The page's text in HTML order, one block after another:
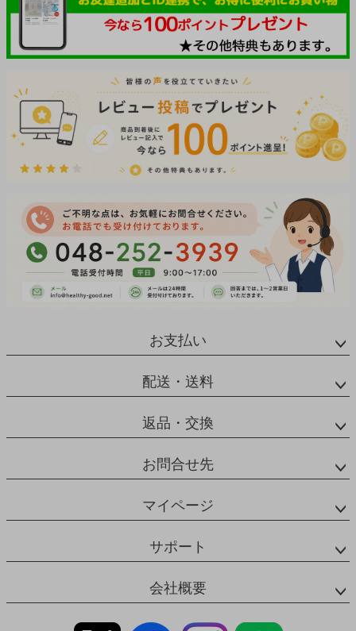
お支払い
配送・送料
返品・交換
お問合せ先
マイページ
サポート
会社概要